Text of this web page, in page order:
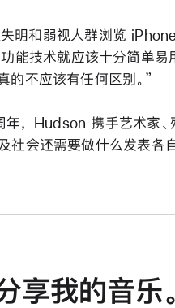
明和弱视人群浏览
能技术就应该十分简单易
的不应该有任何区别。”
， Hudson 携手艺术家、
社会还需要做什么发表各
享我的音乐